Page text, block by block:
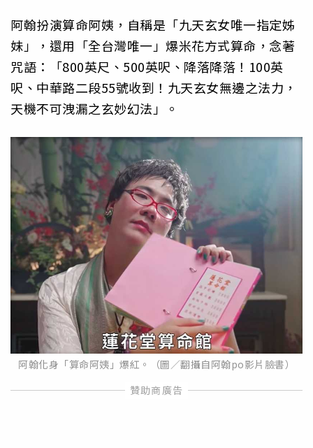
阿翰扮演算命阿姨，自稱是「九天玄女唯一指定姊
妹」，還用「全台灣唯一」爆米花方式算命，念著
咒語：「800英尺、500英呎、降落降落！100英
呎、中華路二段55號收到！九天玄女無邊之法力，
天機不可洩漏之玄妙幻法」。
阿翰化身「算命阿姨」爆紅。（圖／翻攝自阿翰po影片臉書）